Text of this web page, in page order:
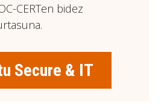
CERTen bidez
Secure & IT